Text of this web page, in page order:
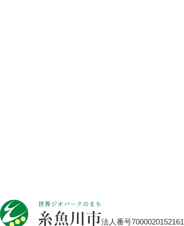
法人番号7000020152161